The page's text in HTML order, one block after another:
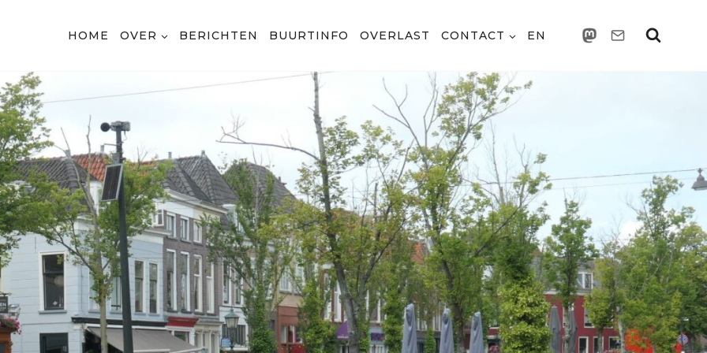
HOME OVER BERICHTEN BUURTINFO OVERLAST CONTACT EN